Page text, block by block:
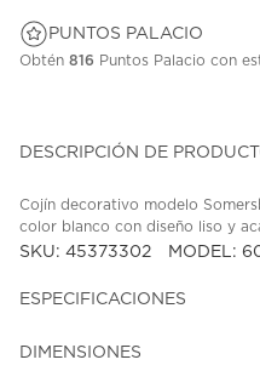
PUNTOS PALACIO
Obtén 816 Puntos Palacio con
DESCRIPCIÓN DE
Cojín decorativo modelo
color blanco con diseño liso y
SKU: 45373302 MODEL:
ESPECIFICACIONES
DIMENSIONES